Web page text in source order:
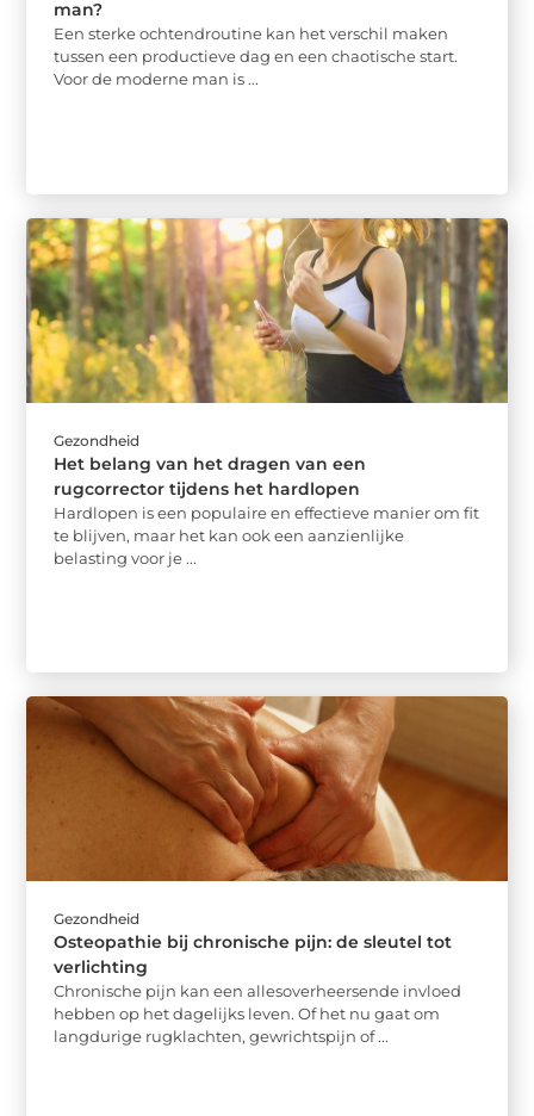
man?
Een sterke ochtendroutine kan het verschil maken
tussen een productieve dag en een chaotische start.
Voor de moderne man is ...
Gezondheid
Het belang van het dragen van een
rugcorrector tijdens het hardlopen
Hardlopen is een populaire en effectieve manier om fit
te blijven, maar het kan ook een aanzienlijke
belasting voor je ...
Gezondheid
Osteopathie bij chronische pijn: de sleutel tot
verlichting
Chronische pijn kan een allesoverheersende invloed
hebben op het dagelijks leven. Of het nu gaat om
langdurige rugklachten, gewrichtspijn of ...